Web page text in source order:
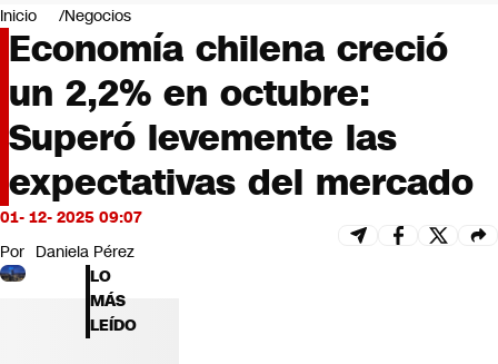
Negocios
Deportes
Programas completos
Cultura
Servicios
Bits
CNN Data
CNN tiempo
Futuro 360
Inicio Negocios
Economía chilena creció
un 2,2% en octubre:
Superó levemente las
expectativas del mercado
01- 12- 2025 09:07
Por Daniela Pérez
LO
MÁS
LEÍDO